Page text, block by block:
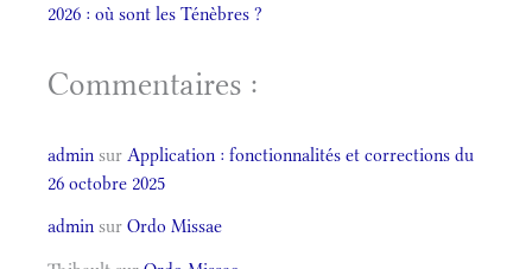
2026 : où sont les Ténèbres ?
Commentaires :
admin sur Application : fonctionnalités et corrections du
26 octobre 2025
admin sur Ordo Missae